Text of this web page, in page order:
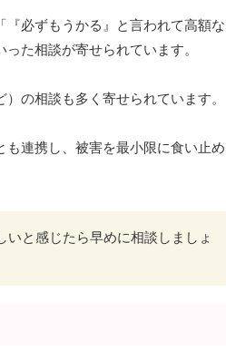
必ずもうかる』と言われて高額な
た相談が寄せられています。
）の相談も多く寄せられています。
連携し、被害を最小限に食い止め
と感じたら早めに相談しましょ